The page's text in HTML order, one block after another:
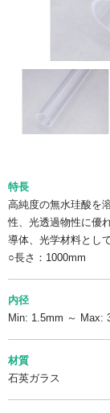
特長
高純度の無水珪酸を
性、光透過物性に優
導体、光学材料とし
○長さ：1000mm
内径
Min: 1.5mm ～ Max:
材質
石英ガラス